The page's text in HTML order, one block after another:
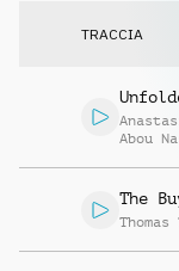
TRACCIA
Abou
The